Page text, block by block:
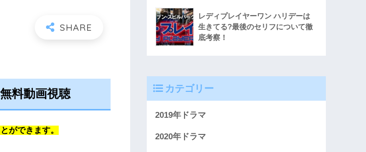
料動画視聴
ができます。
レディプレイヤーワン ハリデーは
生きてる?最後のセリフについて徹
底考察！
カテゴリー
2019年ドラマ
2020年ドラマ